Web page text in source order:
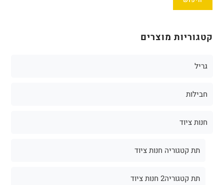
קטגוריות מוצרים
גריל
חבילות
חנות ציוד
תת קטגוריה חנות ציוד
תת קטגוריה2 חנות ציוד